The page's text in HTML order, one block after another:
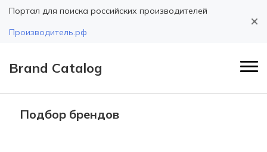
Портал для поиска российских производителей
Производитель.рф
Brand Catalog
Подбор брендов